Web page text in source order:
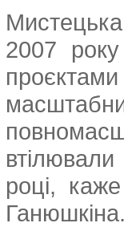
2007
році,